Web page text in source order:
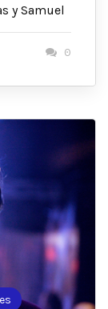
y Samuel
0